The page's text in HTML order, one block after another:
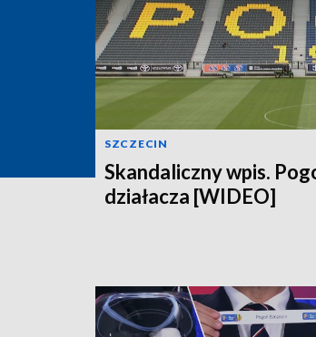
SZCZECIN
Skandaliczny wpis.
działacza [WIDEO]